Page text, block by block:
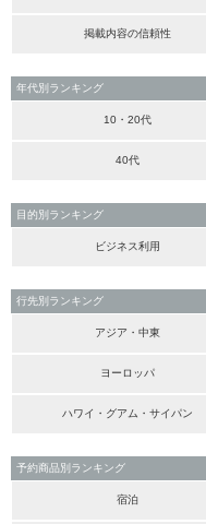
掲載内容の信頼性
年代別ランキング
10・20代
40代
目的別ランキング
ビジネス利用
行先別ランキング
アジア・中東
ヨーロッパ
ハワイ・グアム・サイパン
予約商品別ランキング
宿泊